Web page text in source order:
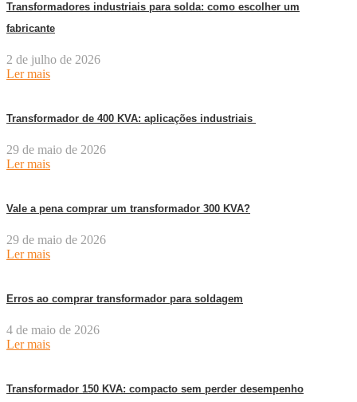
Transformadores industriais para solda: como escolher um
fabricante
2 de julho de 2026
Ler mais
Transformador de 400 KVA: aplicações industriais
29 de maio de 2026
Ler mais
Vale a pena comprar um transformador 300 KVA?
29 de maio de 2026
Ler mais
Erros ao comprar transformador para soldagem
4 de maio de 2026
Ler mais
Transformador 150 KVA: compacto sem perder desempenho